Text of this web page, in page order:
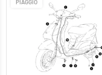
PIAGGIO